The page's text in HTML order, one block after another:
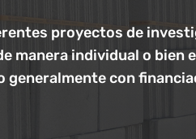
proyectos de
manera individual o bien
generalmente con